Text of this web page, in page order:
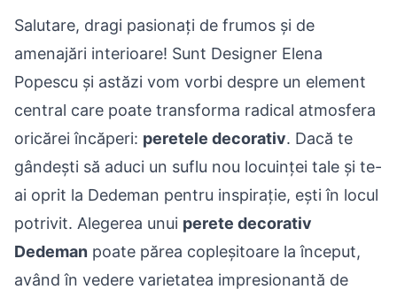
Salutare, dragi pasionați de frumos și de
amenajări interioare! Sunt Designer Elena
Popescu și astăzi vom vorbi despre un element
central care poate transforma radical atmosfera
oricărei încăperi: peretele decorativ. Dacă te
gândești să aduci un suflu nou locuinței tale și te-
ai oprit la Dedeman pentru inspirație, ești în locul
potrivit. Alegerea unui perete decorativ
Dedeman poate părea copleșitoare la început,
având în vedere varietatea impresionantă de